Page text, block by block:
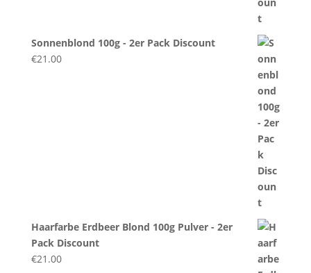
Sonnenblond 100g - 2er Pack Discount
€21.00
Haarfarbe Erdbeer Blond 100g Pulver - 2er
Pack Discount
€21.00